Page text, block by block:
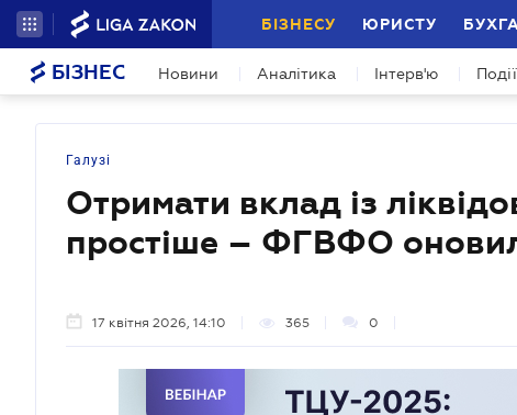
БІЗНЕСУ ЮРИСТУ
БІЗНЕС Новини Аналітика Інтерв'ю Події
Галузі
Отримати вклад із
простіше – ФГВФО
17 квітня 2026, 14:10 365 0